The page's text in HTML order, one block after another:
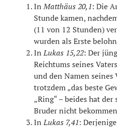
InMatthäus 20,1: Die
Stunde kamen,
(11 von 12 Stunden)
wurden als Erste
InLukas 15,22: Der
Reichtums seines
und den Namen seines
trotzdem „das beste
„Ring“ – beides hat
Bruder nicht
InLukas 7,41: